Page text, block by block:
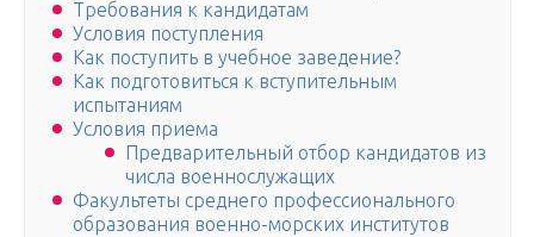
Требования к кандидатам
Условия поступления
Как поступить в учебное заведение?
Как подготовиться к вступительным
испытаниям
Условия приема
Предварительный отбор кандидатов из
числа военнослужащих
Факультеты среднего профессионального
образования военно-морских институтов